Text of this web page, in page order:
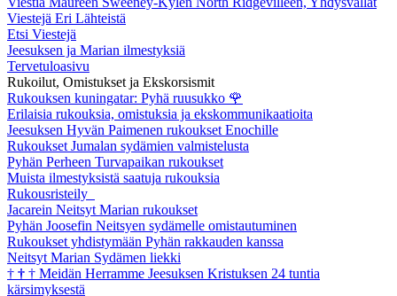
Viestejä Eri Lähteistä
Etsi Viestejä
Jeesuksen ja Marian ilmestyksiä
Tervetuloasivu
Rukoilut, Omistukset ja Ekskorsismit
Rukouksen kuningatar: Pyhä ruusukko 🌹
Erilaisia rukouksia, omistuksia ja ekskommunikaatioita
Jeesuksen Hyvän Paimenen rukoukset Enochille
Rukoukset Jumalan sydämien valmistelusta
Pyhän Perheen Turvapaikan rukoukset
Muista ilmestyksistä saatuja rukouksia
Rukousristeily
Jacarein Neitsyt Marian rukoukset
Pyhän Joosefin Neitsyen sydämelle omistautuminen
Rukoukset yhdistymään Pyhän rakkauden kanssa
Neitsyt Marian Sydämen liekki
† † † Meidän Herramme Jeesuksen Kristuksen 24 tuntia
kärsimyksestä